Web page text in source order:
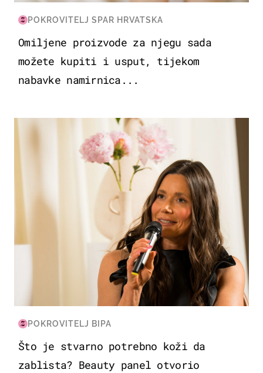
POKROVITELJ SPAR HRVATSKA
Omiljene proizvode za njegu sada
možete kupiti i usput, tijekom
nabavke namirnica...
MODA & LJEPOTA
POKROVITELJ BIPA
Što je stvarno potrebno koži da
zablista? Beauty panel otvorio